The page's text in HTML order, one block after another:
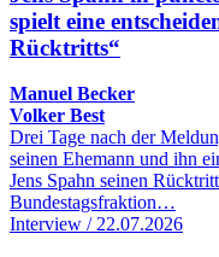
spielt eine
Rücktritts“
Manuel Becker
Volker Best
Drei Tage nach der
seinen Ehemann und ihn
Jens Spahn seinen
Bundestagsfraktion…
Interview / 22.07.2026